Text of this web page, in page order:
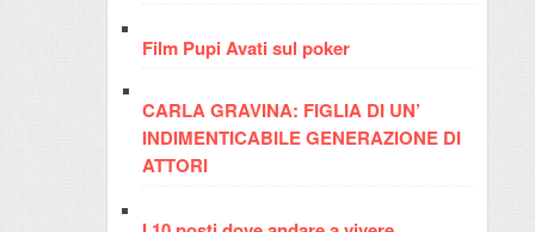
Film Pupi Avati sul poker
CARLA GRAVINA: FIGLIA DI UN’
INDIMENTICABILE GENERAZIONE DI
ATTORI